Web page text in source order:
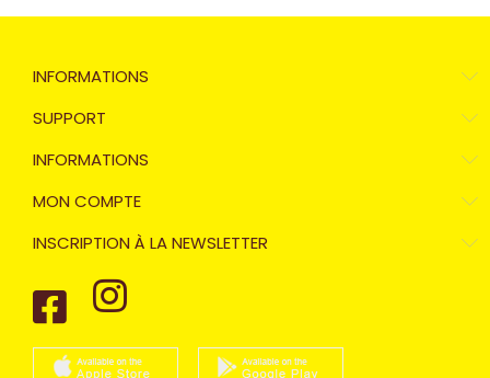
INFORMATIONS
SUPPORT
INFORMATIONS
MON COMPTE
INSCRIPTION À LA NEWSLETTER